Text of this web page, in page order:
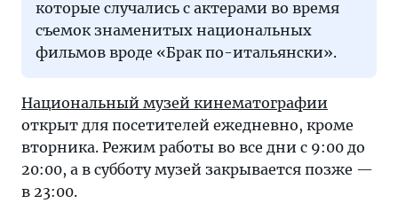
которые случались с актерами во время
съемок знаменитых национальных
фильмов вроде «Брак по-итальянски».
Национальный музей кинематографии
открыт для посетителей ежедневно, кроме
вторника. Режим работы во все дни с 9:00 до
20:00, а в субботу музей закрывается позже —
в 23:00.